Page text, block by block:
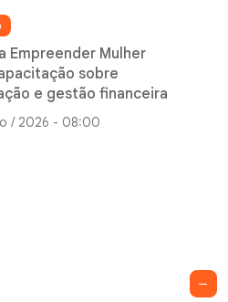
Empreender Mulher
sobre
e gestão financeira
/ 2026 - 08:00